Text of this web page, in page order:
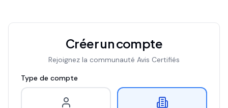
Créer un compte
Rejoignez la communauté Avis Certifiés
Type de compte